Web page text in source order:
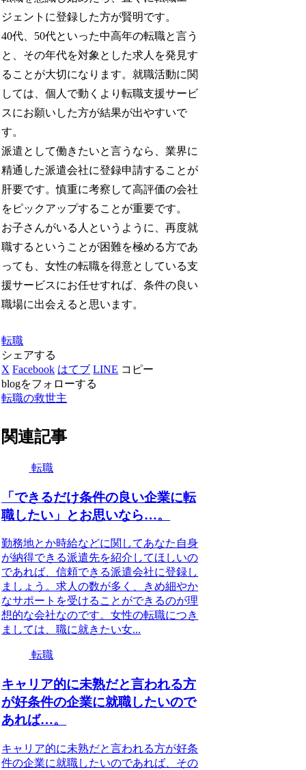
ジェントに登録した方が賢明です。
40代、50代といった中高年の転職と言う
と、その年代を対象とした求人を発見す
ることが大切になります。就職活動に関
しては、個人で動くより転職支援サービ
スにお願いした方が結果が出やすいで
す。
派遣として働きたいと言うなら、業界に
精通した派遣会社に登録申請することが
肝要です。慎重に考察して高評価の会社
をピックアップすることが重要です。
お子さんがいる人というように、再度就
職するということが困難を極める方であ
っても、女性の転職を得意としている支
援サービスにお任せすれば、条件の良い
職場に出会えると思います。
転職
シェアする
X Facebook はてブ LINE コピー
blogをフォローする
転職の救世主
関連記事
転職
「できるだけ条件の良い企業に転
職したい」とお思いなら…。
勤務地とか時給などに関してあなた自身
が納得できる派遣先を紹介してほしいの
であれば、信頼できる派遣会社に登録し
ましょう。求人の数が多く、きめ細やか
なサポートを受けることができるのが理
想的な会社なのです。女性の転職につき
ましては、職に就きたい女...
転職
キャリア的に未熟だと言われる方
が好条件の企業に就職したいので
あれば…。
キャリア的に未熟だと言われる方が好条
件の企業に就職したいのであれば、その